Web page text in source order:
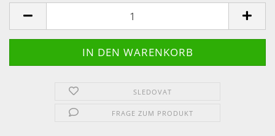
SLEDOVAT
FRAGE ZUM PRODUKT